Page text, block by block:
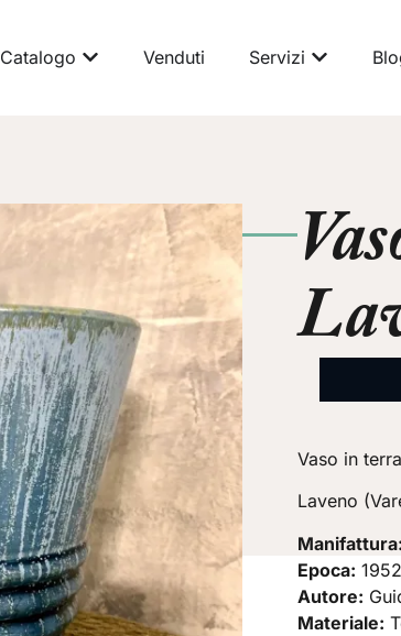
Catalogo Venduti Servizi
Vaso in
Laveno
Manifattura:
Epoca: 1952
Autore:
Materiale: